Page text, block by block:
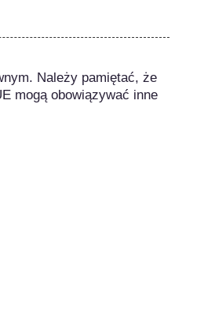
Należy pamiętać, że
mogą obowiązywać inne